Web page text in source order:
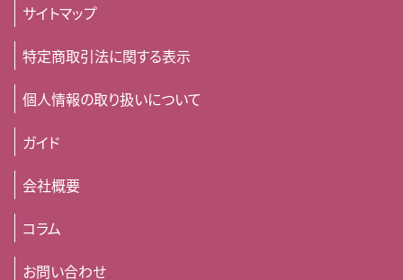
サイトマップ
特定商取引法に関する表示
個人情報の取り扱いについて
ガイド
会社概要
コラム
お問い合わせ